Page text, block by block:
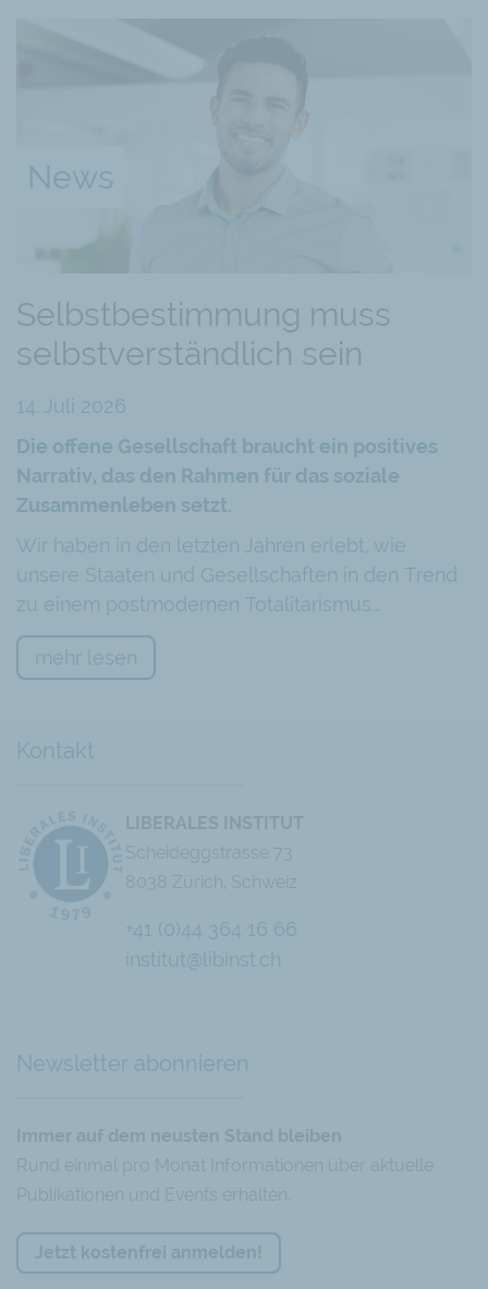
Chatbot
News
Selbstbestimmung muss
selbstverständlich sein
14. Juli 2026
Die offene Gesellschaft braucht ein positives
Narrativ, das den Rahmen für das soziale
Zusammenleben setzt.
Wir haben in den letzten Jahren erlebt, wie
unsere Staaten und Gesellschaften in den Trend
zu einem postmodernen Totalitarismus…
mehr lesen
Kontakt
+41 (0)44 364 16 66
institut@libinst.ch
Newsletter abonnieren
Jetzt kostenfrei anmelden!